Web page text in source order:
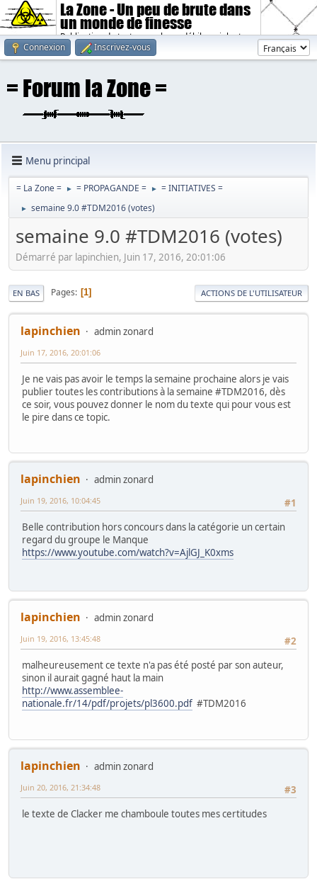
La Zone - Un peu de brute dans
un monde de finesse
Publication de textes sombres, débiles, violents.
Connexion
Inscrivez-vous
Menu principal
= La Zone = ► = PROPAGANDE = ► = INITIATIVES =
► semaine 9.0 #TDM2016 (votes)
semaine 9.0 #TDM2016 (votes)
Démarré par lapinchien, Juin 17, 2016, 20:01:06
EN BAS Pages 1 ACTIONS DE L'UTILISATEUR
lapinchien admin zonard
Juin 17, 2016, 20:01:06
Je ne vais pas avoir le temps la semaine prochaine alors je vais
publier toutes les contributions à la semaine #TDM2016, dès
ce soir, vous pouvez donner le nom du texte qui pour vous est
le pire dans ce topic.
lapinchien
admin zonard
#1
Juin 19, 2016, 10:04:45
Belle contribution hors concours dans la catégorie un certain
regard du groupe le Manque
https://www.youtube.com/watch?v=AjlGJ_K0xms
lapinchien
admin zonard
#2
Juin 19, 2016, 13:45:48
malheureusement ce texte n'a pas été posté par son auteur,
sinon il aurait gagné haut la main
http://www.assemblee-
nationale.fr/14/pdf/projets/pl3600.pdf #TDM2016
lapinchien
admin zonard
#3
Juin 20, 2016, 21:34:48
le texte de Clacker me chamboule toutes mes certitudes